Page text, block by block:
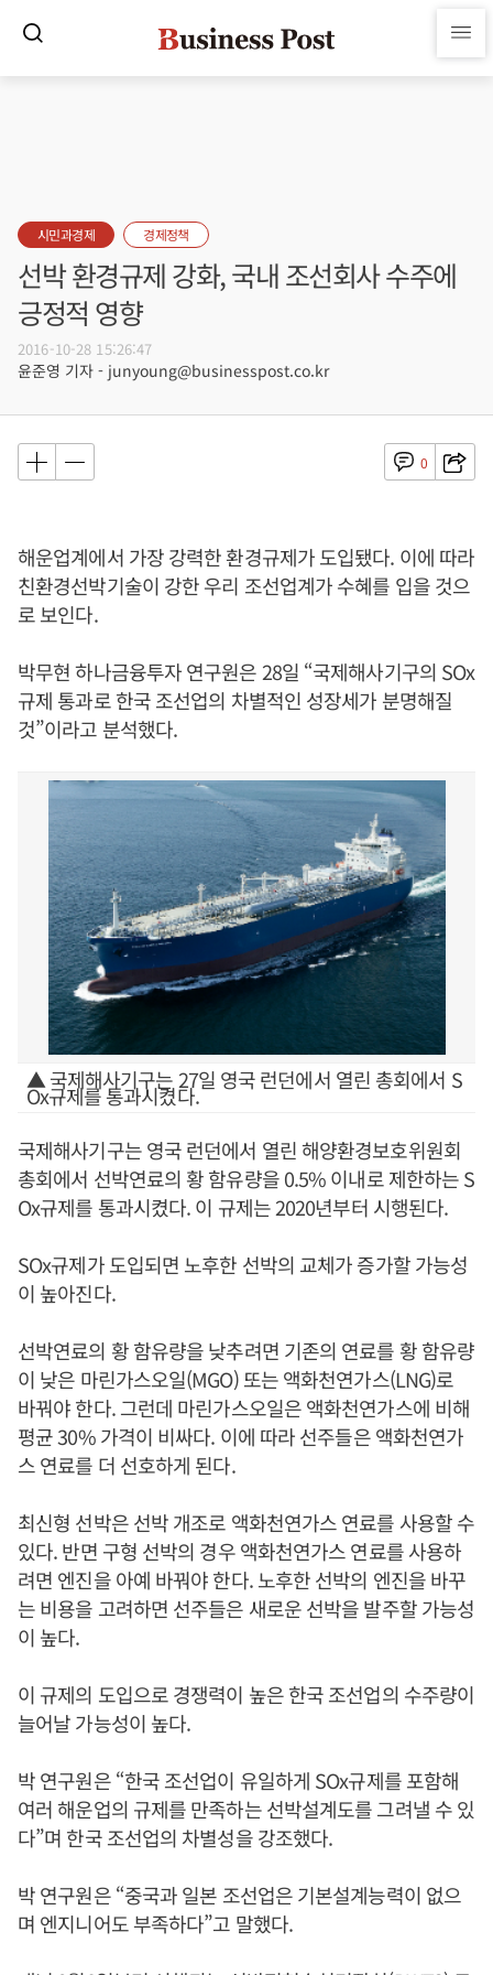
시민과경제 경제정책
선박 환경규제 강화, 국내 조선회사 수주에
긍정적 영향
2016-10-28 15:26:47
윤준영 기자 - junyoung@businesspost.co.kr
0
해운업계에서 가장 강력한 환경규제가 도입됐다. 이에 따라
친환경선박기술이 강한 우리 조선업계가 수혜를 입을 것으
로 보인다.
박무현 하나금융투자 연구원은 28일 “국제해사기구의 SOx
규제 통과로 한국 조선업의 차별적인 성장세가 분명해질
것”이라고 분석했다.
▲ 국제해사기구는 27일 영국 런던에서 열린 총회에서 S
Ox규제를 통과시켰다.
국제해사기구는 영국 런던에서 열린 해양환경보호위원회
총회에서 선박연료의 황 함유량을 0.5% 이내로 제한하는 S
Ox규제를 통과시켰다. 이 규제는 2020년부터 시행된다.
SOx규제가 도입되면 노후한 선박의 교체가 증가할 가능성
이 높아진다.
선박연료의 황 함유량을 낮추려면 기존의 연료를 황 함유량
이 낮은 마린가스오일(MGO) 또는 액화천연가스(LNG)로
바꿔야 한다. 그런데 마린가스오일은 액화천연가스에 비해
평균 30% 가격이 비싸다. 이에 따라 선주들은 액화천연가
스 연료를 더 선호하게 된다.
최신형 선박은 선박 개조로 액화천연가스 연료를 사용할 수
있다. 반면 구형 선박의 경우 액화천연가스 연료를 사용하
려면 엔진을 아예 바꿔야 한다. 노후한 선박의 엔진을 바꾸
는 비용을 고려하면 선주들은 새로운 선박을 발주할 가능성
이 높다.
이 규제의 도입으로 경쟁력이 높은 한국 조선업의 수주량이
늘어날 가능성이 높다.
박 연구원은 “한국 조선업이 유일하게 SOx규제를 포함해
여러 해운업의 규제를 만족하는 선박설계도를 그려낼 수 있
다”며 한국 조선업의 차별성을 강조했다.
박 연구원은 “중국과 일본 조선업은 기본설계능력이 없으
며 엔지니어도 부족하다”고 말했다.